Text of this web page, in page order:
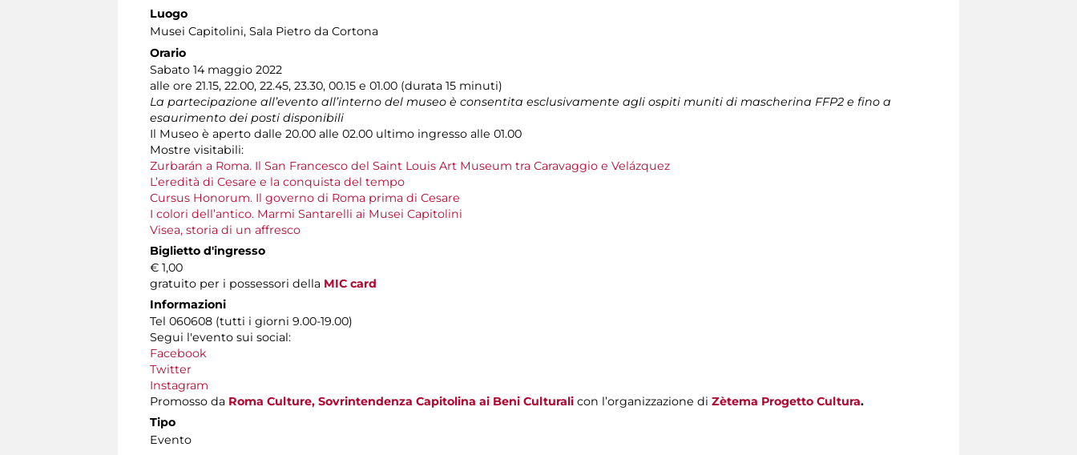
Luogo
Musei Capitolini, Sala Pietro da Cortona
Orario
Sabato 14 maggio 2022
alle ore 21.15, 22.00, 22.45, 23.30, 00.15 e 01.00 (durata 15 minuti)
La partecipazione all’evento all’interno del museo è consentita esclusivamente agli ospiti muniti di mascherina FFP2 e fino a
esaurimento dei posti disponibili
Il Museo è aperto dalle 20.00 alle 02.00 ultimo ingresso alle 01.00
Mostre visitabili:
Zurbarán a Roma. Il San Francesco del Saint Louis Art Museum tra Caravaggio e Velázquez
L’eredità di Cesare e la conquista del tempo
Cursus Honorum. Il governo di Roma prima di Cesare
I colori dell’antico. Marmi Santarelli ai Musei Capitolini
Visea, storia di un affresco
Biglietto d'ingresso
€ 1,00
gratuito per i possessori della MIC card
Informazioni
Tel 060608 (tutti i giorni 9.00-19.00)
Segui l'evento sui social:
Facebook
Twitter
Instagram
Promosso da Roma Culture, Sovrintendenza Capitolina ai Beni Culturali con l’organizzazione di Zètema Progetto Cultura.
Tipo
Evento